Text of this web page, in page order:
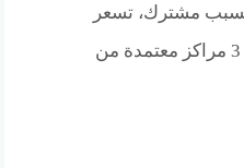
كان السبب مشترك، تسعر
أضرار السيارة من خلال 3 مراكز معتمدة من